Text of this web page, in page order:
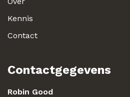
Kennis
Contact
Contactgegevens
Robin Good